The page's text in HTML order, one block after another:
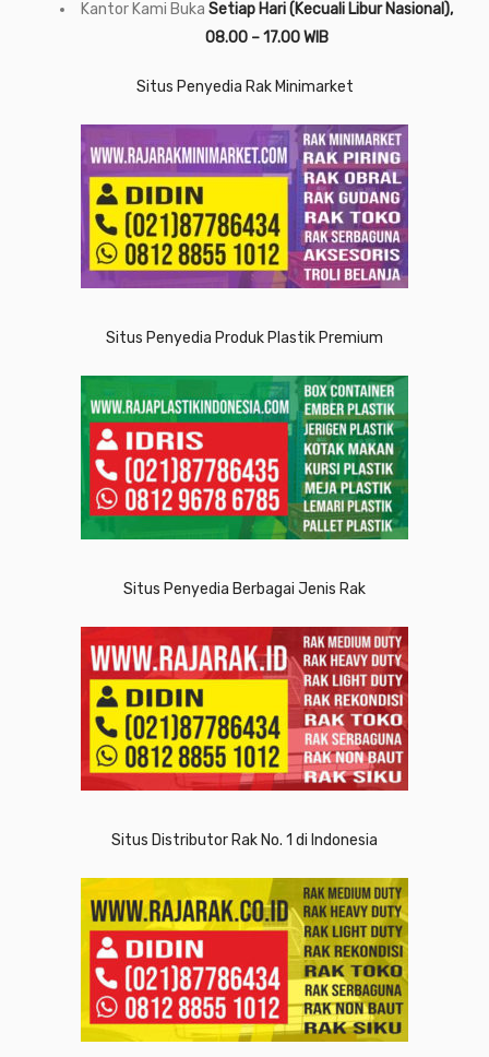
Kantor Kami Buka Setiap Hari (Kecuali Libur Nasional),
08.00 – 17.00 WIB
Situs Penyedia Rak Minimarket
Situs Penyedia Produk Plastik Premium
Situs Penyedia Berbagai Jenis Rak
Situs Distributor Rak No. 1 di Indonesia